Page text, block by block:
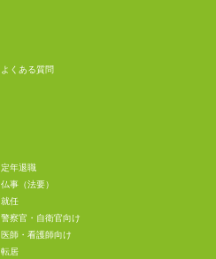
よくある質問
定年退職
仏事（法要）
就任
警察官・自衛官向け
医師・看護師向け
転居